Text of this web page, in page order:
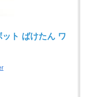
ト ばけたん ワ